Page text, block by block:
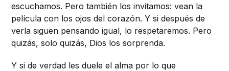
escuchamos. Pero también los invitamos: vean la
película con los ojos del corazón. Y si después de
verla siguen pensando igual, lo respetaremos. Pero
quizás, solo quizás, Dios los sorprenda.
Y si de verdad les duele el alma por lo que